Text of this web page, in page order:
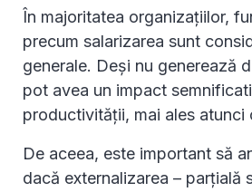
În majoritatea organizațiilor,
precum salarizarea sunt
generale. Deși nu generează
pot avea un impact
productivității, mai ales atunci
De aceea, este important să
dacă externalizarea – parțială